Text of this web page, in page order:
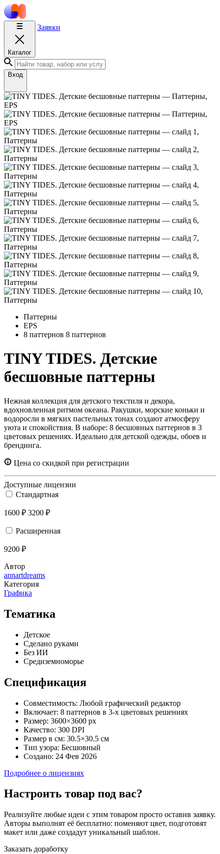
Каталог
Заявки
Вход
Паттерны
EPS
8 паттернов 8 паттернов
TINY TIDES. Детские
бесшовные паттерны
Нежная коллекция для детского текстиля и декора,
вдохновленная ритмом океана. Ракушки, морские коньки и
водоросли в мягких пастельных тонах создают атмосферу
уюта и спокойствия. В наборе: 8 бесшовных паттернов в 3
цветовых решениях. Идеально для детской одежды, обоев и
брендинга.
Цена со скидкой при регистрации
Доступные лицензии
Стандартная
1600 ₽ 3200 ₽
Расширенная
9200 ₽
Автор
annartdreams
Категория
Графика
Тематика
Детское
Сделано руками
Без ИИ
Средиземноморье
Спецификация
Совместимость: Любой графический редактор
Включает: 8 паттернов в 3-х цветовых решениях
Размер: 3600×3600 px
Качество: 300 DPI
Размер в см: 30.5×30.5 см
Тип узора: Бесшовный
Создано: 24 Фев 2026
Подробнее о лицензиях
Настроить товар под вас?
Реализуйте любые идеи с этим товаром просто оставив заявку.
Авторы выполнят её бесплатно: поменяют цвет, подготовят
макет или даже создадут уникальный шаблон.
Заказать доработку